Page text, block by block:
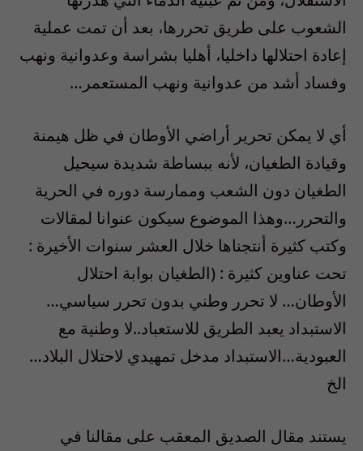
الشعوب على طريق تحررها، بعد أن تمت عملية
إعادة احتلالها داخليا، أهليا بشراسة وعدوانية ونهب
وفساد أشد من عدوانية ونهب المستعمر…
أي لا يمكن تحرير أراضي الأوطان في ظل هيمنة
وقيادة الطغيان، لأنه ببساطة شديدة سيحيل
الطغيان دون الشعب وممارسة دوره في الحرية
والتحرر…وهذا الموضوع سيكون عنوانا لمقالات
وكتب كثيرة أنتجناها خلال العشر سنوات الأخيرة :
تحت عناوين كثيرة : (الطغيان بوابة احتلال
الأوطان… لا تحرر وطني بدون تحرر سياسي…
الاستبداد يعبد الطريق للاستعباد..لا وطنية مع
العبودية…الاستبداد مدخل تمهيدي لاحتلال البلاد…
الخ
يستند مقال الصديق المعقب على مقالنا في